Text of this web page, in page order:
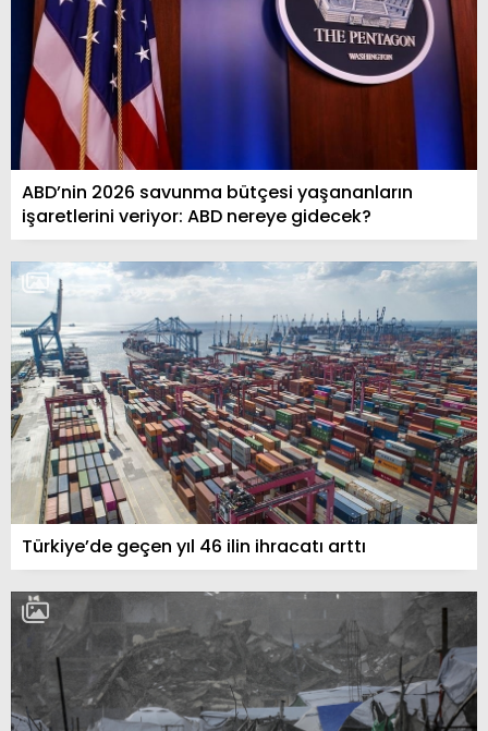
ABD’nin 2026 savunma bütçesi yaşananların
işaretlerini veriyor: ABD nereye gidecek?
Türkiye’de geçen yıl 46 ilin ihracatı arttı